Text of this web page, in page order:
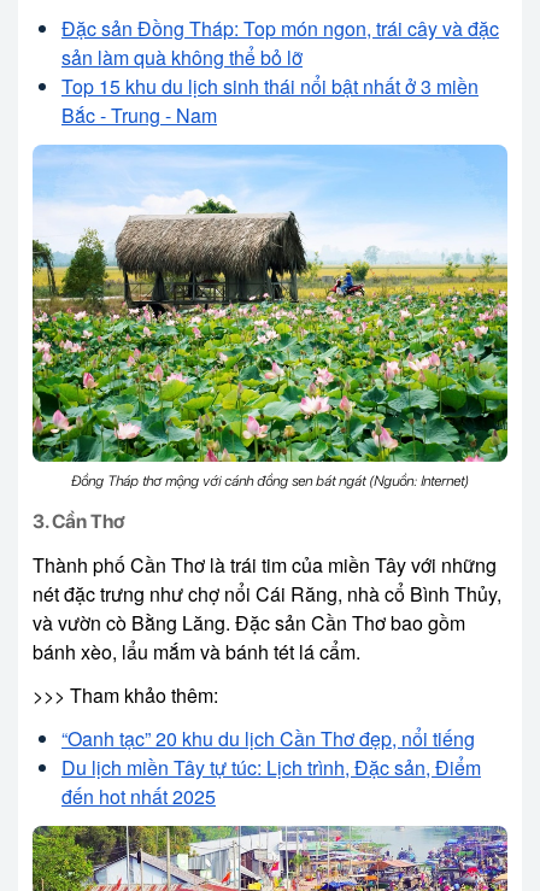
Đặc sản Đồng Tháp: Top món ngon, trái cây và đặc
sản làm quà không thể bỏ lỡ
Top 15 khu du lịch sinh thái nổi bật nhất ở 3 miền
Bắc - Trung - Nam
Đồng Tháp thơ mộng với cánh đồng sen bát ngát (Nguồn: Internet)
3. Cần Thơ
Thành phố Cần Thơ là trái tim của miền Tây với những
nét đặc trưng như chợ nổi Cái Răng, nhà cổ Bình Thủy,
và vườn cò Bằng Lăng. Đặc sản Cần Thơ bao gồm
bánh xèo, lẩu mắm và bánh tét lá cẩm.
>>> Tham khảo thêm:
“Oanh tạc” 20 khu du lịch Cần Thơ đẹp, nổi tiếng
Du lịch miền Tây tự túc: Lịch trình, Đặc sản, Điểm
đến hot nhất 2025